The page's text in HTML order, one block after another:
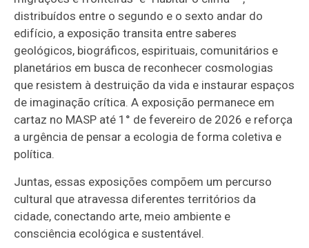
distribuídos entre o segundo e o sexto andar do
edifício, a exposição transita entre saberes
geológicos, biográficos, espirituais, comunitários e
planetários em busca de reconhecer cosmologias
que resistem à destruição da vida e instaurar espaços
de imaginação crítica. A exposição permanece em
cartaz no MASP até 1° de fevereiro de 2026 e reforça
a urgência de pensar a ecologia de forma coletiva e
política.
Juntas, essas exposições compõem um percurso
cultural que atravessa diferentes territórios da
cidade, conectando arte, meio ambiente e
consciência ecológica e sustentável.